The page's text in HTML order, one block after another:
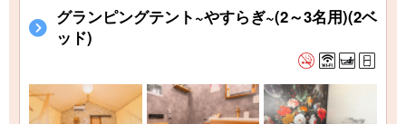
グランピングテント~やすらぎ~(2～3名用)(2ベ
ッド)